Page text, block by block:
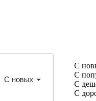
С новых
С
С
С
С